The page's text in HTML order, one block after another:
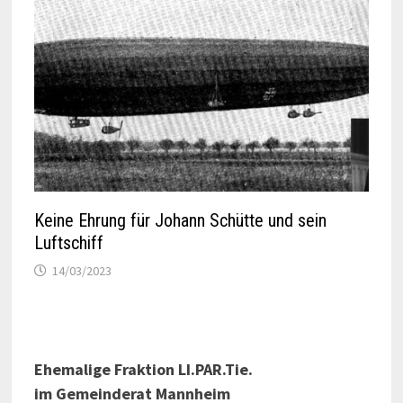
Keine Ehrung für Johann Schütte und sein
Luftschiff
14/03/2023
Ehemalige Fraktion LI.PAR.Tie.
im Gemeinderat Mannheim